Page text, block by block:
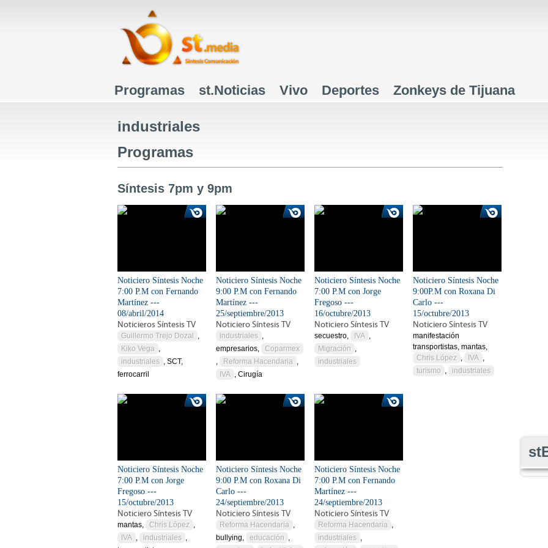
Menú principal
Programas st.Noticias Vivo Deportes Zonkeys de Tijuana
industriales
Programas
Síntesis 7pm y 9pm
Noticiero Síntesis Noche
7:00 P.M con Fernando
Martínez ---
08/abril/2014
Noticieros Síntesis TV
Guillermo Trejo Dozal
,
Kiko Vega ,
industriales , SCT,
ferrocarril
Noticiero Síntesis Noche
9:00 P.M con Fernando
Martínez ---
25/septiembre/2013
Noticiero Síntesis TV
industriales ,
empresarios,
Coparmex
,
Reforma Hacendaria ,
IVA , Cirugía
Noticiero Síntesis Noche
7:00 P.M con Jorge
Fregoso ---
16/octubre/2013
Noticiero Síntesis TV
secuestro, IVA ,
Migración ,
industriales
Noticiero Síntesis Noche
9:00P.M con Roxana Di
Carlo ---
15/octubre/2013
Noticiero Síntesis TV
manifestación
transportistas, mantas,
Chris López , IVA ,
turismo , industriales
Noticiero Síntesis Noche
7:00 P.M con Jorge
Fregoso ---
15/octubre/2013
Noticiero Síntesis TV
mantas, Chris López ,
IVA , industriales ,
Noticiero Síntesis Noche
9:00 P.M con Roxana Di
Carlo ---
24/septiembre/2013
Noticiero Síntesis TV
Reforma Hacendaria ,
bullying,
educación ,
Noticiero Síntesis Noche
7:00 P.M con Fernando
Martínez ---
24/septiembre/2013
Noticiero Síntesis TV
Reforma Hacendaria ,
industriales ,